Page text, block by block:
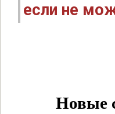
если не
Новые